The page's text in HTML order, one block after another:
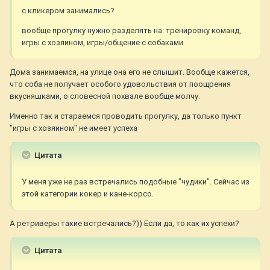
с кликером занимались?
вообще прогулку нужно разделять на: тренировку команд,
игры с хозяином, игры/общение с собаками
Дома занимаемся, на улице она его не слышит. Вообще кажется,
что соба не получает особого удовольствия от поощрения
вкусняшками, о словесной похвале вообще молчу.
Именно так и стараемся проводить прогулку, да только пункт
"игры с хозяином" не имеет успеха
Цитата
У меня уже не раз встречались подобные "чудики". Сейчас из
этой категории кокер и кане-корсо.
А ретриверы такие встречались?)) Если да, то как их успехи?
Цитата